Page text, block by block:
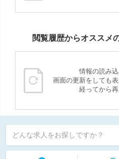
閲覧履歴からオススメ
情報の読み込
画面の更新をしても
経ってから再
どんな求人をお探しですか？